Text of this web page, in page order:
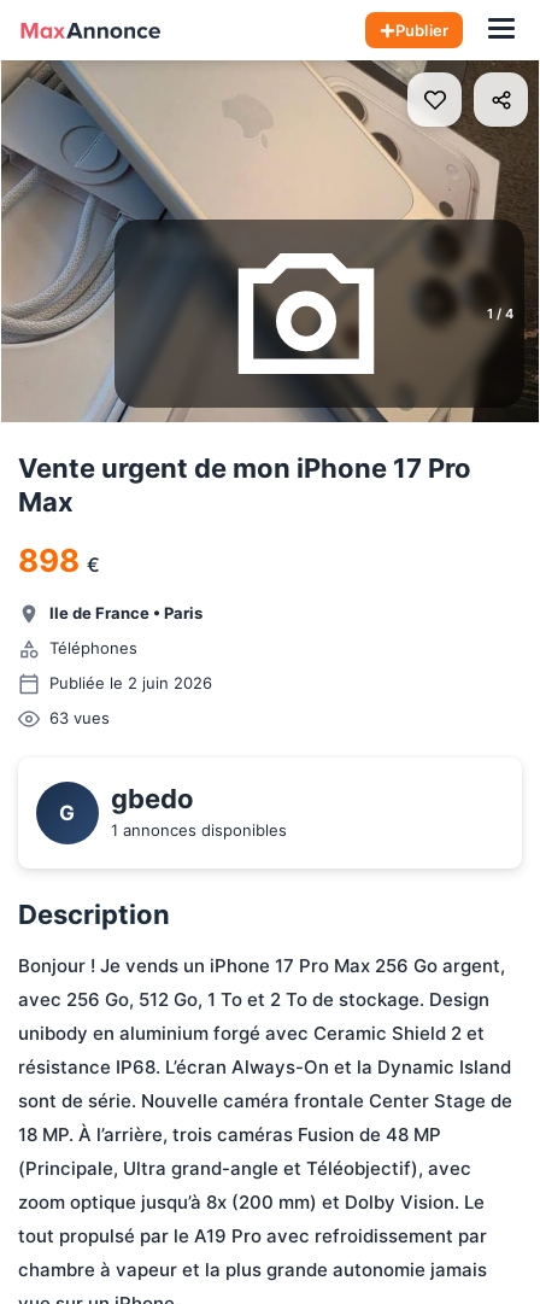
Publier
1/ 4
Vente urgent de mon iPhone 17 Pro
Max
898 €
Ile de France • Paris
Téléphones
Publiée le 2 juin 2026
63 vues
G gbedo
1 annonces disponibles
Description
Bonjour ! Je vends un iPhone 17 Pro Max 256 Go argent,
avec 256 Go, 512 Go, 1 To et 2 To de stockage. Design
unibody en aluminium forgé avec Ceramic Shield 2 et
résistance IP68. L’écran Always-On et la Dynamic Island
sont de série. Nouvelle caméra frontale Center Stage de
18 MP. À l’arrière, trois caméras Fusion de 48 MP
(Principale, Ultra grand-angle et Téléobjectif), avec
zoom optique jusqu’à 8x (200 mm) et Dolby Vision. Le
tout propulsé par le A19 Pro avec refroidissement par
chambre à vapeur et la plus grande autonomie jamais